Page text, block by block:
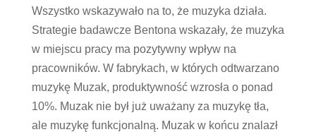
Wszystko wskazywało na to, że muzyka działa.
Strategie badawcze Bentona wskazały, że muzyka
w miejscu pracy ma pozytywny wpływ na
pracowników. W fabrykach, w których odtwarzano
muzykę Muzak, produktywność wzrosła o ponad
10%. Muzak nie był już uważany za muzykę tła,
ale muzykę funkcjonalną. Muzak w końcu znalazł